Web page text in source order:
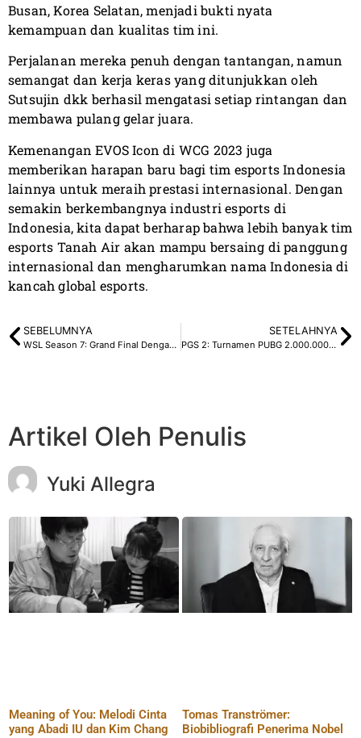
Busan, Korea Selatan, menjadi bukti nyata
kemampuan dan kualitas tim ini.
Perjalanan mereka penuh dengan tantangan, namun
semangat dan kerja keras yang ditunjukkan oleh
Sutsujin dkk berhasil mengatasi setiap rintangan dan
membawa pulang gelar juara.
Kemenangan EVOS Icon di WCG 2023 juga
memberikan harapan baru bagi tim esports Indonesia
lainnya untuk meraih prestasi internasional. Dengan
semakin berkembangnya industri esports di
Indonesia, kita dapat berharap bahwa lebih banyak tim
esports Tanah Air akan mampu bersaing di panggung
internasional dan mengharumkan nama Indonesia di
kancah global esports.
SEBELUMNYA
WSL Season 7: Grand Final Dengan Bo9
SETELAHNYA
PGS 2: Turnamen PUBG 2.000.000 Dollar
Artikel Oleh Penulis
Yuki Allegra
Meaning of You: Melodi Cinta
yang Abadi IU dan Kim Chang
Tomas Tranströmer:
Biobibliografi Penerima Nobel